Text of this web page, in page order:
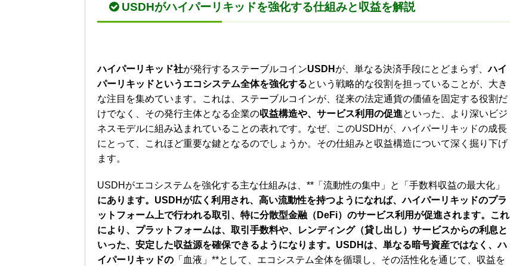
USDHがハイパーリキッドを強化する仕組みと収益を解説
ハイパーリキッド社が発行するステーブルコインUSDH が、単なる決済手段にとどまらず、ハイ
パーリキッドというエコシステム全体を強化するという戦略的な役割を担っていることが、大き
な注目を集めています。これは、ステーブルコインが、従来の法定通貨の価値を固定する役割だ
けでなく、その発行主体となる企業の収益構造や、サービス利用の促進といった、より深いビジ
ネスモデルに組み込まれていることの表れです。なぜ、このUSDHが、ハイパーリキッドの成長
にとって、これほど重要な鍵となるのでしょうか。その仕組みと収益構造について深く掘り下げ
ます。
USDHがエコシステムを強化する主な仕組みは、**「流動性の集中」と「手数料収益の最大化」
にあります。USDHが広く利用され、高い流動性を持つようになれば、ハイパーリキッドのプラ
ットフォーム上で行われる取引、特に分散型金融（DeFi）のサービス利用が促進されます。これ
により、プラットフォームは、取引手数料や、レンディング（貸し出し）サービスからの利息と
いった、安定した収益源を確保できるようになります。USDHは、単なる暗号資産ではなく、ハ
イパーリキッドの 「血液」**として、エコシステム全体を循環し、その活性化を通じて、収益を